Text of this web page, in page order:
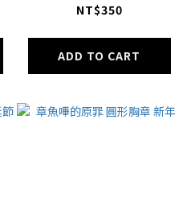
NT$350
ADD TO CART